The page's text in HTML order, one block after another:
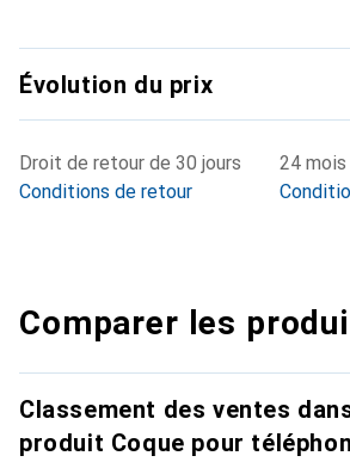
Évolution du prix
Droit de retour de 30 jours
Conditions de retour
24 mois
Comparer les
Classement des ventes
produit Coque pour